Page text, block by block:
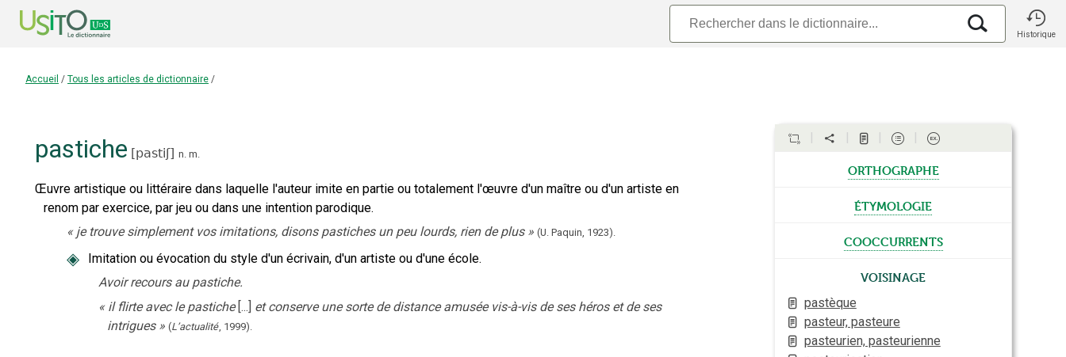
Historique
Accueil / Tous les articles de dictionnaire /
pastiche [pastiʃ] n. m.
Œuvre artistique ou littéraire dans laquelle l'auteur imite en partie ou totalement l'œuvre d'un maître ou d'un artiste en
renom par exercice, par jeu ou dans une intention parodique.
« je trouve simplement vos imitations, disons pastiches un peu lourds, rien de plus » (U. Paquin, 1923).
◈
Imitation ou évocation du style d'un écrivain, d'un artiste ou d'une école.
Avoir recours au pastiche.
« il flirte avec le pastiche [...] et conserve une sorte de distance amusée vis-à-vis de ses héros et de ses
intrigues » (L’actualité 1999).
orthographe
étymologie
cooccurrents
Voisinage
pastèque
pasteur, pasteure
pasteurien, pasteurienne